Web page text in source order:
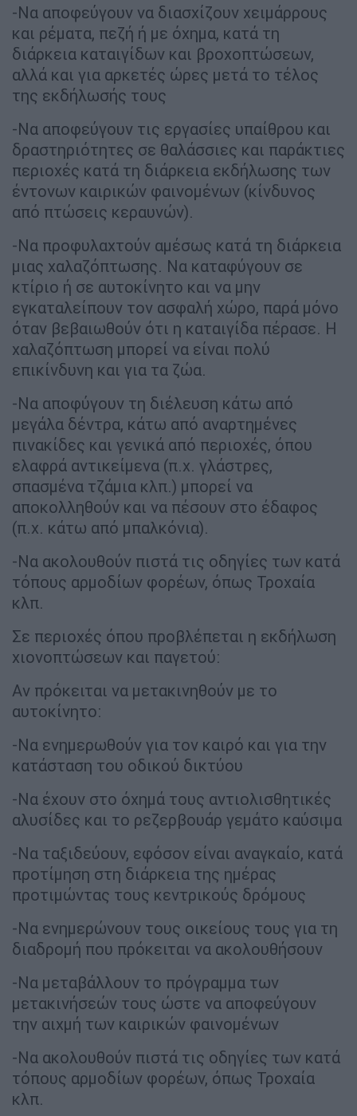
-Να αποφεύγουν να διασχίζουν χειμάρρους
και ρέματα, πεζή ή με όχημα, κατά τη
διάρκεια καταιγίδων και βροχοπτώσεων,
αλλά και για αρκετές ώρες μετά το τέλος
της εκδήλωσής τους
-Να αποφεύγουν τις εργασίες υπαίθρου και
δραστηριότητες σε θαλάσσιες και παράκτιες
περιοχές κατά τη διάρκεια εκδήλωσης των
έντονων καιρικών φαινομένων (κίνδυνος
από πτώσεις κεραυνών).
-Να προφυλαχτούν αμέσως κατά τη διάρκεια
μιας χαλαζόπτωσης. Να καταφύγουν σε
κτίριο ή σε αυτοκίνητο και να μην
εγκαταλείπουν τον ασφαλή χώρο, παρά μόνο
όταν βεβαιωθούν ότι η καταιγίδα πέρασε. Η
χαλαζόπτωση μπορεί να είναι πολύ
επικίνδυνη και για τα ζώα.
-Να αποφύγουν τη διέλευση κάτω από
μεγάλα δέντρα, κάτω από αναρτημένες
πινακίδες και γενικά από περιοχές, όπου
ελαφρά αντικείμενα (π.χ. γλάστρες,
σπασμένα τζάμια κλπ.) μπορεί να
αποκολληθούν και να πέσουν στο έδαφος
(π.χ. κάτω από μπαλκόνια).
-Να ακολουθούν πιστά τις οδηγίες των κατά
τόπους αρμοδίων φορέων, όπως Τροχαία
κλπ.
Σε περιοχές όπου προβλέπεται η εκδήλωση
χιονοπτώσεων και παγετού:
Αν πρόκειται να μετακινηθούν με το
αυτοκίνητο:
-Να ενημερωθούν για τον καιρό και για την
κατάσταση του οδικού δικτύου
-Να έχουν στο όχημά τους αντιολισθητικές
αλυσίδες και το ρεζερβουάρ γεμάτο καύσιμα
-Να ταξιδεύουν, εφόσον είναι αναγκαίο, κατά
προτίμηση στη διάρκεια της ημέρας
προτιμώντας τους κεντρικούς δρόμους
-Να ενημερώνουν τους οικείους τους για τη
διαδρομή που πρόκειται να ακολουθήσουν
-Να μεταβάλλουν το πρόγραμμα των
μετακινήσεών τους ώστε να αποφεύγουν
την αιχμή των καιρικών φαινομένων
-Να ακολουθούν πιστά τις οδηγίες των κατά
τόπους αρμοδίων φορέων, όπως Τροχαία
κλπ.